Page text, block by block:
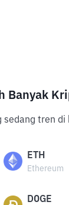
Banyak
sedang tren
ETH
Ethereum
DOGE